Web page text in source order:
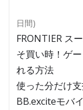
日間)
FRONTIER ス
そ買い時！ゲ
れる方法
使った分だけ
BB.exciteモバ